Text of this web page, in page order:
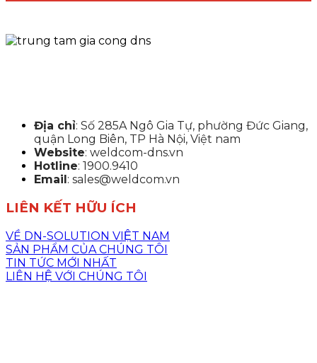
Địa chỉ: Số 285A Ngô Gia Tự, phường Đức Giang,
quận Long Biên, TP Hà Nội, Việt nam
Website: weldcom-dns.vn
Hotline: 1900.9410
Email : sales@weldcom.vn
LIÊN KẾT HỮU ÍCH
VỀ DN-SOLUTION VIỆT NAM
SẢN PHẨM CỦA CHÚNG TÔI
TIN TỨC MỚI NHẤT
LIÊN HỆ VỚI CHÚNG TÔI